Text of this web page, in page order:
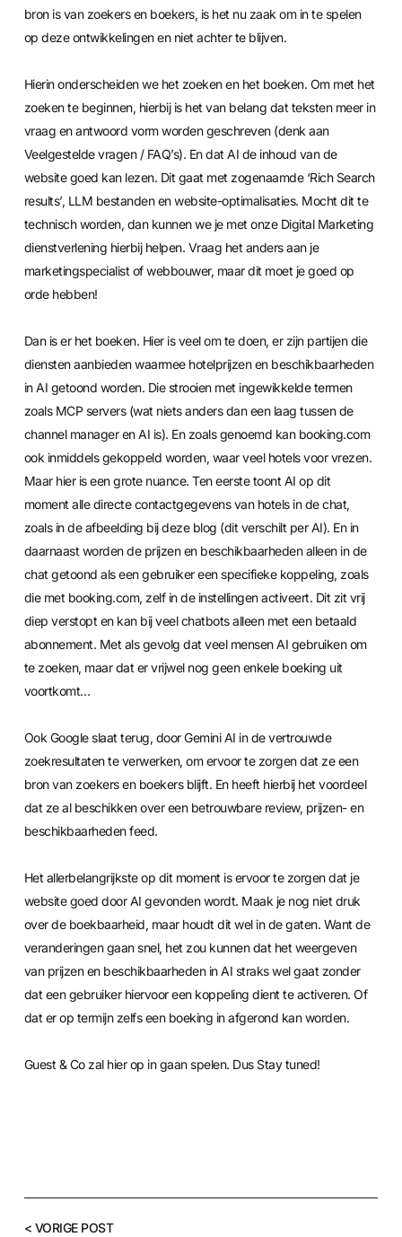
bron is van zoekers en boekers, is het nu zaak om in te spelen
op deze ontwikkelingen en niet achter te blijven.
Hierin onderscheiden we het zoeken en het boeken. Om met het
zoeken te beginnen, hierbij is het van belang dat teksten meer in
vraag en antwoord vorm worden geschreven (denk aan
Veelgestelde vragen / FAQ’s). En dat AI de inhoud van de
website goed kan lezen. Dit gaat met zogenaamde ‘Rich Search
results’, LLM bestanden en website-optimalisaties. Mocht dit te
technisch worden, dan kunnen we je met onze Digital Marketing
dienstverlening hierbij helpen. Vraag het anders aan je
marketingspecialist of webbouwer, maar dit moet je goed op
orde hebben!
Dan is er het boeken. Hier is veel om te doen, er zijn partijen die
diensten aanbieden waarmee hotelprijzen en beschikbaarheden
in AI getoond worden. Die strooien met ingewikkelde termen
zoals MCP servers (wat niets anders dan een laag tussen de
channel manager en AI is). En zoals genoemd kan booking.com
ook inmiddels gekoppeld worden, waar veel hotels voor vrezen.
Maar hier is een grote nuance. Ten eerste toont AI op dit
moment alle directe contactgegevens van hotels in de chat,
zoals in de afbeelding bij deze blog (dit verschilt per AI). En in
daarnaast worden de prijzen en beschikbaarheden alleen in de
chat getoond als een gebruiker een specifieke koppeling, zoals
die met booking.com, zelf in de instellingen activeert. Dit zit vrij
diep verstopt en kan bij veel chatbots alleen met een betaald
abonnement. Met als gevolg dat veel mensen AI gebruiken om
te zoeken, maar dat er vrijwel nog geen enkele boeking uit
voortkomt…
Ook Google slaat terug, door Gemini AI in de vertrouwde
zoekresultaten te verwerken, om ervoor te zorgen dat ze een
bron van zoekers en boekers blijft. En heeft hierbij het voordeel
dat ze al beschikken over een betrouwbare review, prijzen- en
beschikbaarheden feed.
Het allerbelangrijkste op dit moment is ervoor te zorgen dat je
website goed door AI gevonden wordt. Maak je nog niet druk
over de boekbaarheid, maar houdt dit wel in de gaten. Want de
veranderingen gaan snel, het zou kunnen dat het weergeven
van prijzen en beschikbaarheden in AI straks wel gaat zonder
dat een gebruiker hiervoor een koppeling dient te activeren. Of
dat er op termijn zelfs een boeking in afgerond kan worden.
Guest & Co zal hier op in gaan spelen. Dus Stay tuned!
< VORIGE POST